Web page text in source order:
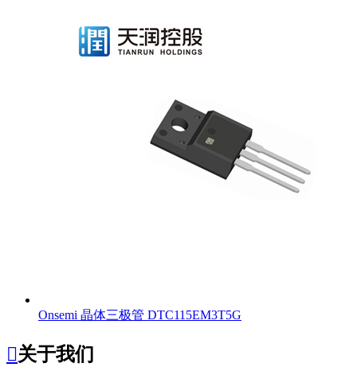
Onsemi 晶体三极管 DTC115EM3T5G
关于我们